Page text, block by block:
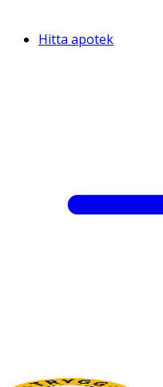
Hitta apotek